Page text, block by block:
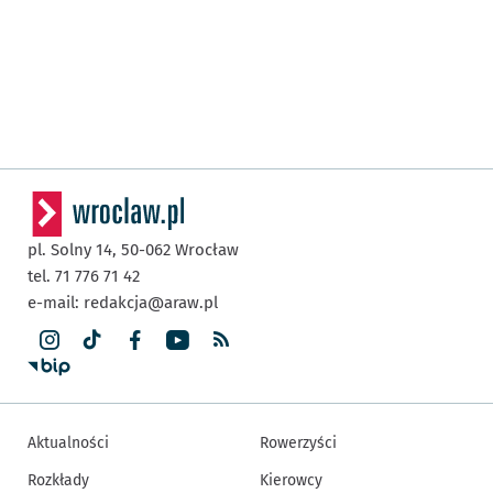
pl. Solny 14, 50-062 Wrocław
tel. 71 776 71 42
e-mail: redakcja@araw.pl
Aktualności
Rozkłady
Rowerzyści
Kierowcy